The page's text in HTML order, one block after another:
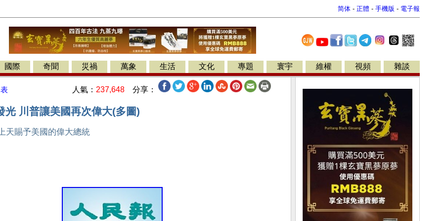
简体 - 正體 - 手機版 - 電子報
國際 奇聞 災禍 萬象 生活 文化 專題 寰宇 維權 視頻 雜談
人氣： 237,648 分享：
光 川普讓美國再次偉大(多圖)
賜予美國的偉大總統